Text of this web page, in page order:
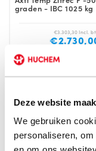
Deze website
We gebruiken
personaliseren,
graden - IBC 1025 kg
€3.303,30 Incl.